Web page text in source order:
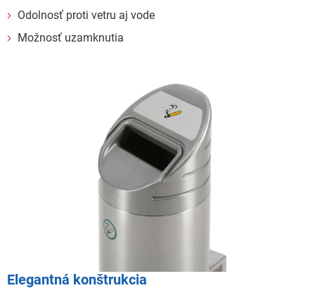
Odolnosť proti vetru aj vode
Možnosť uzamknutia
Elegantná konštrukcia